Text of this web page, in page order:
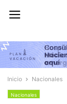
Inicio Nacionales
Nacionales